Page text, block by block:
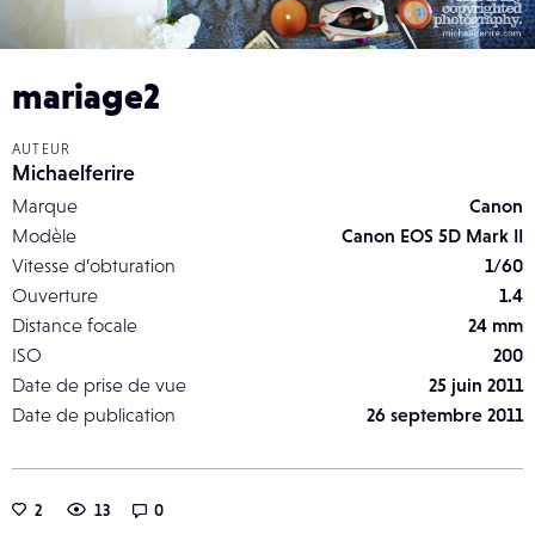
mariage2
AUTEUR
Michaelferire
Marque
Canon
Modèle
Canon EOS 5D Mark II
Vitesse d’obturation
1/60
Ouverture
1.4
Distance focale
24 mm
ISO
200
Date de prise de vue
25 juin 2011
Date de publication
26 septembre 2011
2 13 0